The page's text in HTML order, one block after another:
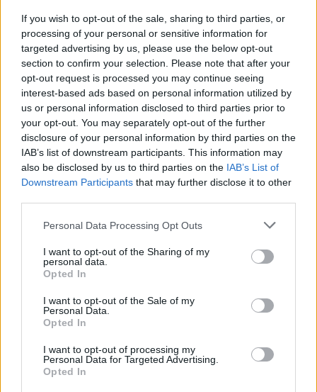
If you wish to opt-out of the sale, sharing to third parties, or
processing of your personal or sensitive information for
targeted advertising by us, please use the below opt-out
section to confirm your selection. Please note that after your
opt-out request is processed you may continue seeing
interest-based ads based on personal information utilized by
us or personal information disclosed to third parties prior to
your opt-out. You may separately opt-out of the further
disclosure of your personal information by third parties on the
IAB’s list of downstream participants. This information may
also be disclosed by us to third parties on the IAB’s List of
Downstream Participants that may further disclose it to other
Personal Data Processing Opt Outs
I want to opt-out of the Sharing of my
personal data.
Opted In
I want to opt-out of the Sale of my
Personal Data.
Opted In
I want to opt-out of processing my
Personal Data for Targeted Advertising.
Opted In
Por sua vez, os Amigos de Cerva também jogam fora de portas,
deslocando-se ao reduto da AMSAC, num confronto entre duas
equipas que competem na 2.ª Divisão Nacional.
A 4.ª eliminatória promete fortes emoções e será mais um teste à
ambição e competitividade das equipas transmontanas na prova
rainha do futsal português.
AFVR: Rescaldo da 14.ª
jornada da Divisão de Honra
AFVR: os árbitros para os